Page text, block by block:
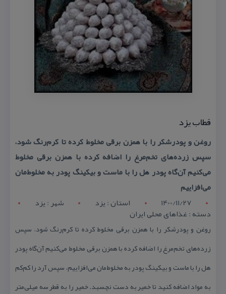
قطاب یزد
روغن و پودرشكر را با همزن برقی مخلوط كرده تا كرم‌رنگ شود،
سپس زرده‌های تخم‌مرغ را اضافه كرده با همزن برقی مخلوط
می‌كنیم آن‌گاه پودر هل را با ماست و بیكینگ پودر به مخلوط‌مان
می‌افزاییم
1400/11/27
استان : يزد شهر : يزد
دسته : غذاهای محلی ایران
روغن و پودرشكر را با همزن برقی مخلوط كرده تا كرم‌رنگ شود، سپس
زرده‌های تخم‌مرغ را اضافه كرده با همزن برقی مخلوط می‌كنیم آن‌گاه پودر
هل را با ماست و بیكینگ پودر به مخلوط‌مان می‌افزاییم، سپس آرد را كم‌كم
به مواد اضافه كنید تا خمیر به دست نچسبد. خمیر را به قطر سه میلی‌متر